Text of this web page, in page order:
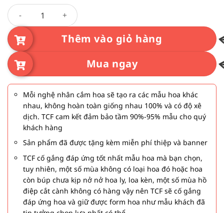
Kệ hoa chia buồn 58 số lượng
Thêm vào giỏ hàng
Mua ngay
Mỗi nghệ nhân cắm hoa sẽ tạo ra các mẫu hoa khác
nhau, không hoàn toàn giống nhau 100% và có độ xê
dịch. TCF cam kết đảm bảo tầm 90%-95% mẫu cho quý
khách hàng
Sản phẩm đã được tặng kèm miễn phí thiệp và banner
TCF cố gắng đáp ứng tốt nhất mẫu hoa mà bạn chọn,
tuy nhiên, một số mùa không có loại hoa đó hoặc hoa
còn búp chưa kịp nở nở hoa ly, loa kèn, một số mùa hồ
điệp cắt cành không có hàng vậy nên TCF sẽ cố gắng
đáp ứng hoa và giữ được form hoa như mẫu khách đã